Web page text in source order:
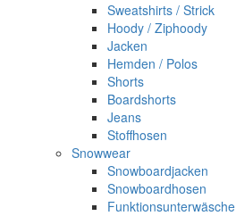
Sweatshirts / Strick
Hoody / Ziphoody
Jacken
Hemden / Polos
Shorts
Boardshorts
Jeans
Stoffhosen
Snowwear
Snowboardjacken
Snowboardhosen
Funktionsunterwäsche